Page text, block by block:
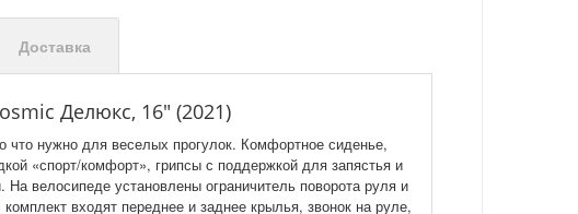
Доставка
Делюкс, 16" (2021)
нужно для веселых прогулок. Комфортное сиденье,
«спорт/комфорт», грипсы с поддержкой для запястья и
велосипеде установлены ограничитель поворота руля и
входят переднее и заднее крылья, звонок на руле,